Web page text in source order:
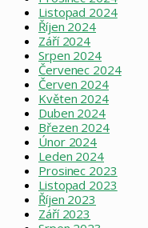
Listopad 2024
Říjen 2024
Září 2024
Srpen 2024
Červenec 2024
Červen 2024
Květen 2024
Duben 2024
Březen 2024
Únor 2024
Leden 2024
Prosinec 2023
Listopad 2023
Říjen 2023
Září 2023